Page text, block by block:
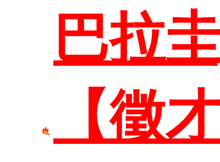
聯絡資
巴拉
【徵